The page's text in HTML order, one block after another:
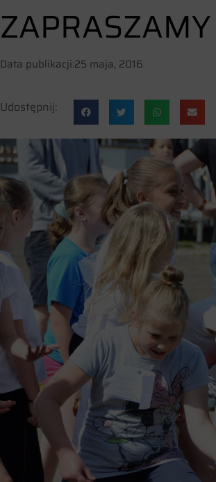
Data publikacji:25 maja, 2016
Udostępnij: